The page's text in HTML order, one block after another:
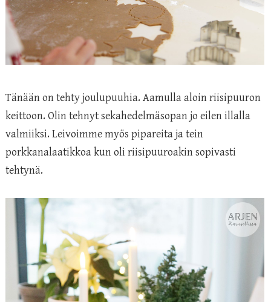
Tänään on tehty joulupuuhia. Aamulla aloin riisipuuron
keittoon. Olin tehnyt sekahedelmäsopan jo eilen illalla
valmiiksi. Leivoimme myös pipareita ja tein
porkkanalaatikkoa kun oli riisipuuroakin sopivasti
tehtynä.